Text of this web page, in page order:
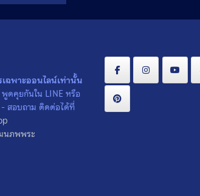
ฉพาะออนไลน์เท่านั้น
ดคุยกันใน LINE หรือ
- สอบถาม ติดต่อได้ที่
นภพพระ